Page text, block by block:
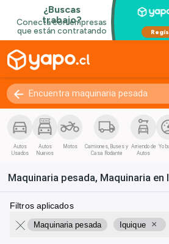
Autos
Usados
Autos
Nuevos
Motos
Camiones, Buses y
Casa Rodante
Arriendo de
Autos
Yo
Maquinaria pesada, Maquinaria en
Filtros aplicados
Maquinaria pesada Iquique ×